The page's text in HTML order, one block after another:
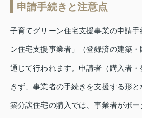
申請手続きと注意点
子育てグリーン住宅支援事業の申請
ン住宅支援事業者」（登録済の建築
通じて行われます。申請者（購入者
きず、事業者の手続きを支援する形
築分譲住宅の購入では、事業者がポ